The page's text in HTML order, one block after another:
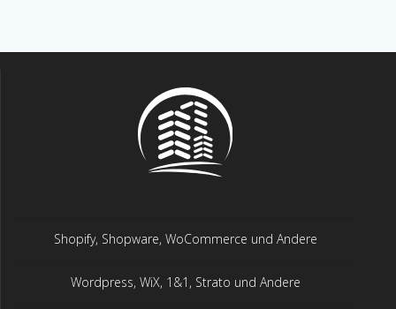
Shopify, Shopware, WoCommerce und Andere
Wordpress, WiX, 1&1, Strato und Andere